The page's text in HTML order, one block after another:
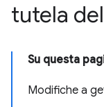
tutela
Su questa
Modifiche a